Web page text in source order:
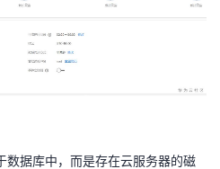
数据库中，而是存在云服务器的磁